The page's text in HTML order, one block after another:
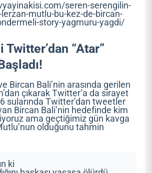
seren-serengilin-
mutlu-bu-kez-de-bircan-
story-yagmuru-yagdi/
Twitter’dan “Atar”
Bircan Bali’nin arasında gerilen
çıkarak Twitter’a da sirayet
sularında Twitter’dan tweetler
Bircan Bali’nin hedefinde kim
ama geçtiğimiz gün kavga
olduğunu tahmin
ki